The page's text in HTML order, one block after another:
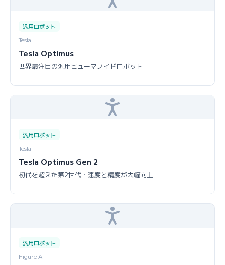
汎用ロボット
Tesla
Tesla Optimus
世界最注目の汎用ヒューマノイドロボット
汎用ロボット
Tesla
Tesla Optimus Gen 2
初代を超えた第2世代・速度と精度が大幅向上
汎用ロボット
Figure AI